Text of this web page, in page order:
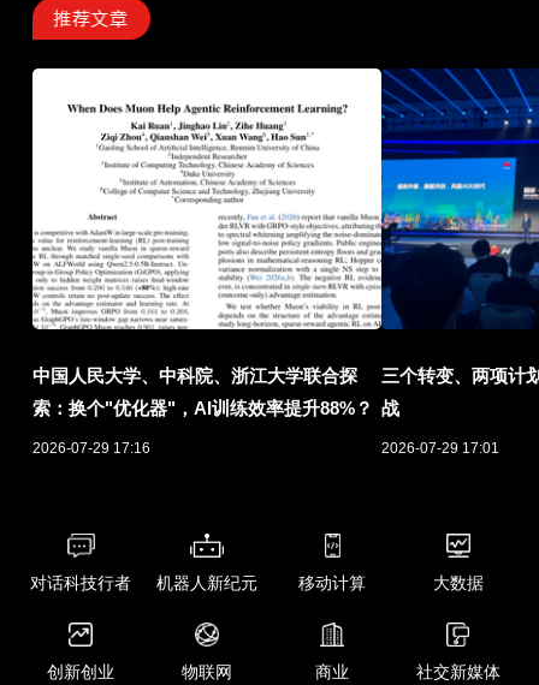
中国人民大学、中科院、浙江大学联合探
索：换个"优化器"，AI训练效率提升88%？
2026-07-29 17:16
三个转变、两项计
战
2026-07-29 17:01
对话科技行者 机器人新纪元 移动计算 大数据
创新创业 物联网 商业 社交新媒体